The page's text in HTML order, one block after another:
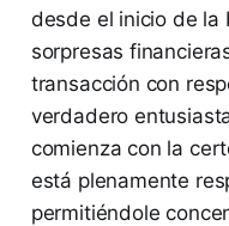
desde el inicio de la
sorpresas
transacción con
verdadero
comienza con la
está plenamente
permitiéndole